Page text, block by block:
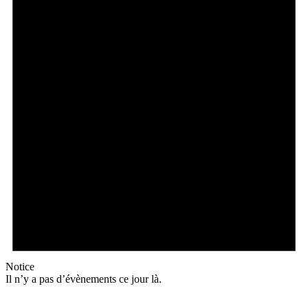
Notice
Il n’y a pas d’évènements ce jour là.